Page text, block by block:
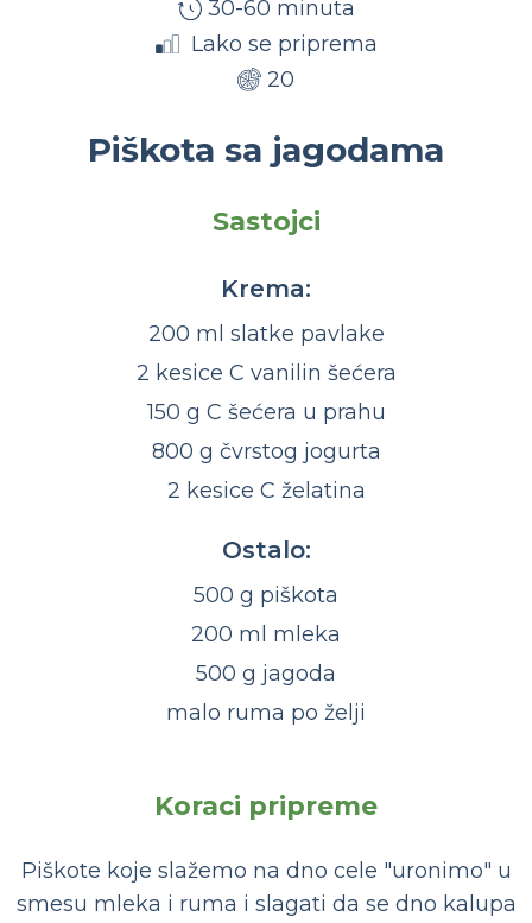
30-60 minuta
Lako se priprema
20
Piškota sa jagodama
Sastojci
Krema:
200 ml slatke pavlake
2 kesice C vanilin šećera
150 g C šećera u prahu
800 g čvrstog jogurta
2 kesice C želatina
Ostalo:
500 g piškota
200 ml mleka
500 g jagoda
malo ruma po želji
Koraci pripreme
Piškote koje slažemo na dno cele "uronimo" u
smesu mleka i ruma i slagati da se dno kalupa